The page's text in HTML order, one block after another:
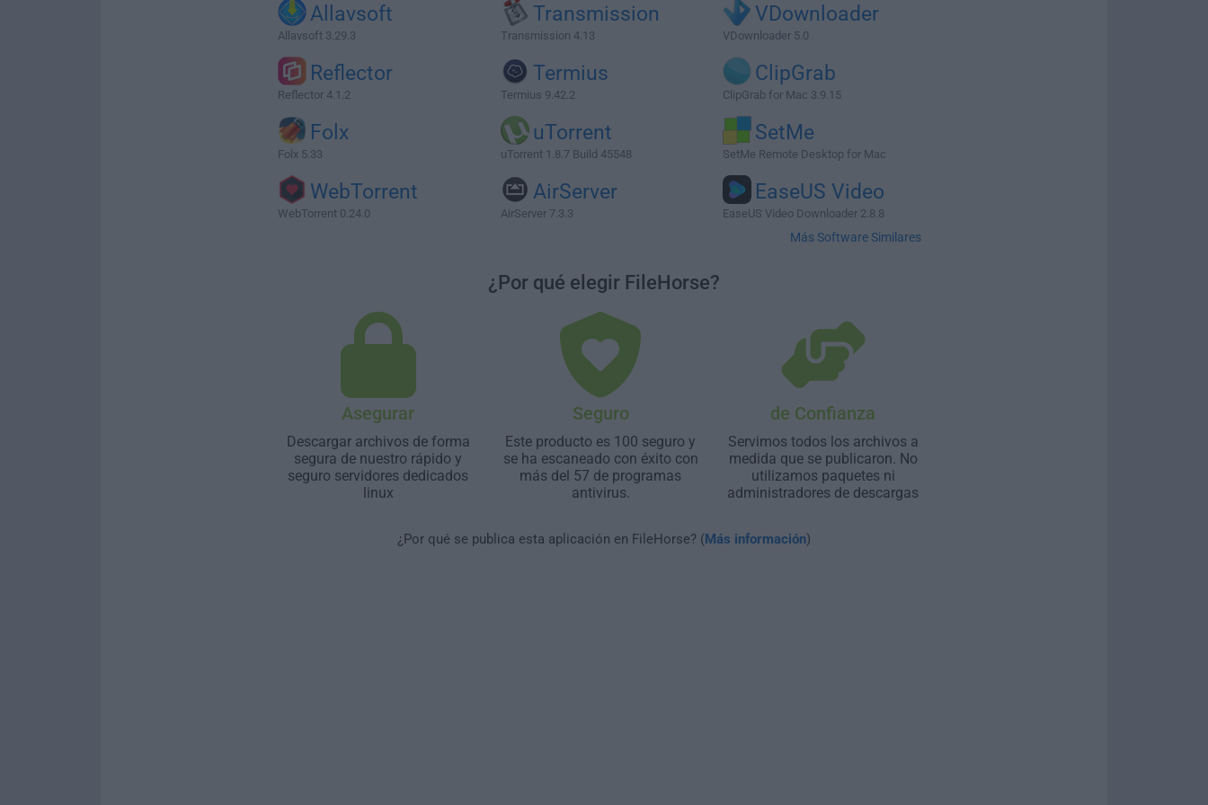
Allavsoft
Allavsoft 3.29.3
Transmission
Transmission 4.13
VDownloader
VDownloader 5.0
Reflector
Reflector 4.1.2
Termius
Termius 9.42.2
ClipGrab
ClipGrab for Mac 3.9.15
Folx
Folx 5.33
uTorrent
uTorrent 1.8.7 Build 45548
SetMe
SetMe Remote Desktop for Mac
WebTorrent
WebTorrent 0.24.0
AirServer
AirServer 7.3.3
EaseUS Video
EaseUS Video Downloader 2.8.8
Más Software Similares
¿Por qué elegir FileHorse?
Asegurar
Descargar archivos de forma
segura de nuestro rápido y
seguro servidores dedicados
linux
Seguro
Este producto es 100 seguro y
se ha escaneado con éxito con
más del 57 de programas
antivirus.
de Confianza
Servimos todos los archivos a
medida que se publicaron. No
utilizamos paquetes ni
administradores de descargas
¿Por qué se publica esta aplicación en FileHorse? (Más información)